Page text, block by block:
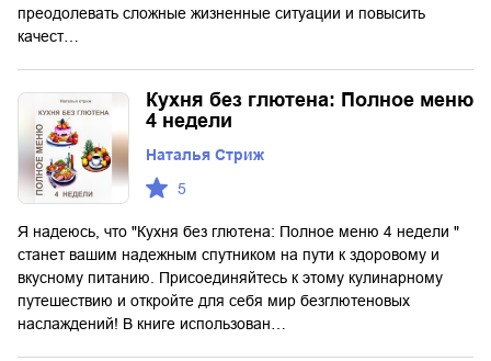
преодолевать сложные жизненные ситуации и повысить
качест…
Кухня без глютена: Полное меню
4 недели
Наталья Стриж
5
Я надеюсь, что "Кухня без глютена: Полное меню 4 недели "
станет вашим надежным спутником на пути к здоровому и
вкусному питанию. Присоединяйтесь к этому кулинарному
путешествию и откройте для себя мир безглютеновых
наслаждений! В книге использован…